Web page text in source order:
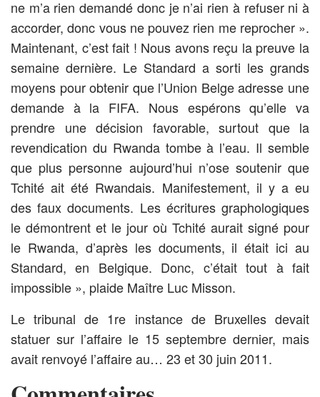
ne m’a rien demandé donc je n’ai rien à refuser ni à
accorder, donc vous ne pouvez rien me reprocher ».
Maintenant, c’est fait ! Nous avons reçu la preuve la
semaine dernière. Le Standard a sorti les grands
moyens pour obtenir que l’Union Belge adresse une
demande à la FIFA. Nous espérons qu’elle va
prendre une décision favorable, surtout que la
revendication du Rwanda tombe à l’eau. Il semble
que plus personne aujourd’hui n’ose soutenir que
Tchité ait été Rwandais. Manifestement, il y a eu
des faux documents. Les écritures graphologiques
le démontrent et le jour où Tchité aurait signé pour
le Rwanda, d’après les documents, il était ici au
Standard, en Belgique. Donc, c’était tout à fait
impossible », plaide Maître Luc Misson.
Le tribunal de 1re instance de Bruxelles devait
statuer sur l’affaire le 15 septembre dernier, mais
avait renvoyé l’affaire au… 23 et 30 juin 2011.